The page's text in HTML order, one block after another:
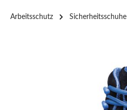
Arbeitsschutz Sicherheitsschuhe